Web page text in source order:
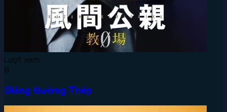
Lượt xem:
8
Giảng Đường Thép